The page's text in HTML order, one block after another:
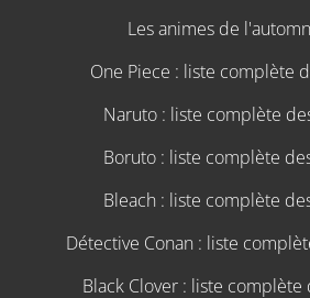
Les animes de
One Piece : liste complète
Naruto : liste complète
Boruto : liste complète
Bleach : liste complète
Détective Conan : liste
Black Clover : liste complète